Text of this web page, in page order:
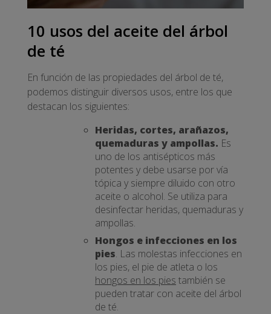
10 usos del aceite del árbol
de té
En función de las propiedades del árbol de té,
podemos distinguir diversos usos, entre los que
destacan los siguientes:
Heridas, cortes, arañazos,
quemaduras y ampollas. Es
uno de los antisépticos más
potentes y debe usarse por vía
tópica y siempre diluido con otro
aceite o alcohol. Se utiliza para
desinfectar heridas, quemaduras y
ampollas.
Hongos e infecciones en los
pies. Las molestas infecciones en
los pies, el pie de atleta o los
hongos en los pies también se
pueden tratar con aceite del árbol
de té.